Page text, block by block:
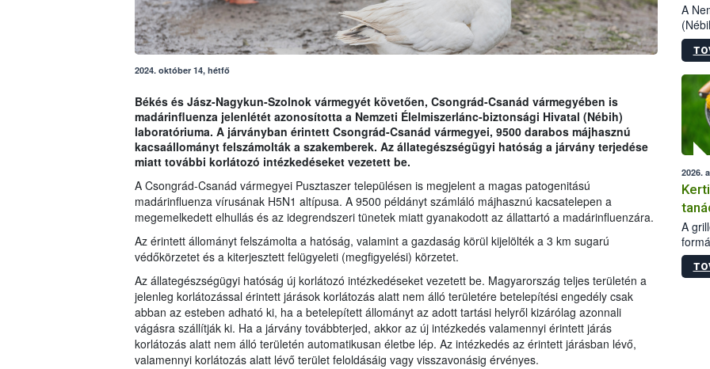
2024. október 14, hétfő
Békés és Jász-Nagykun-Szolnok vármegyét követően, Csongrád-Csanád vármegyében is
madárinfluenza jelenlétét azonosította a Nemzeti Élelmiszerlánc-biztonsági Hivatal (Nébih)
laboratóriuma. A járványban érintett Csongrád-Csanád vármegyei, 9500 darabos májhasznú
kacsaállományt felszámolták a szakemberek. Az állategészségügyi hatóság a járvány terjedése
miatt további korlátozó intézkedéseket vezetett be.
A Csongrád-Csanád vármegyei Pusztaszer településen is megjelent a magas patogenitású
madárinfluenza vírusának H5N1 altípusa. A 9500 példányt számláló májhasznú kacsatelepen a
megemelkedett elhullás és az idegrendszeri tünetek miatt gyanakodott az állattartó a madárinfluenzára.
Az érintett állományt felszámolta a hatóság, valamint a gazdaság körül kijelölték a 3 km sugarú
védőkörzetet és a kiterjesztett felügyeleti (megfigyelési) körzetet.
Az állategészségügyi hatóság új korlátozó intézkedéseket vezetett be. Magyarország teljes területén a
jelenleg korlátozással érintett járások korlátozás alatt nem álló területére betelepítési engedély csak
abban az esteben adható ki, ha a betelepített állományt az adott tartási helyről kizárólag azonnali
vágásra szállítják ki. Ha a járvány továbbterjed, akkor az új intézkedés valamennyi érintett járás
korlátozás alatt nem álló területén automatikusan életbe lép. Az intézkedés az érintett járásban lévő,
valamennyi korlátozás alatt lévő terület feloldásáig vagy visszavonásig érvényes.
A
Az
2026.
A